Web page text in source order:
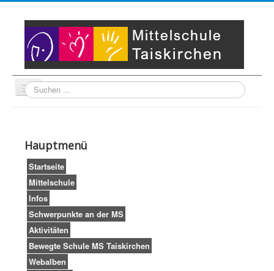
Suche
Impressum
Hauptmenü
Startseite
Mittelschule
Infos
Schwerpunkte an der MS
Aktivitäten
Bewegte Schule MS Taiskirchen
Webalben